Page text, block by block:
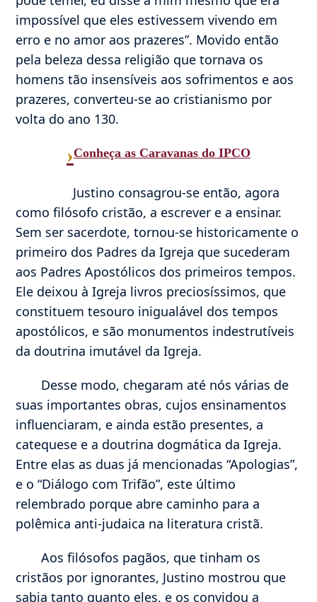
impossível que eles estivessem vivendo em
erro e no amor aos prazeres”. Movido então
pela beleza dessa religião que tornava os
homens tão insensíveis aos sofrimentos e aos
prazeres, converteu-se ao cristianismo por
volta do ano 130.
›Conheça as Caravanas do IPCO
Justino consagrou-se então, agora
como filósofo cristão, a escrever e a ensinar.
Sem ser sacerdote, tornou-se historicamente o
primeiro dos Padres da Igreja que sucederam
aos Padres Apostólicos dos primeiros tempos.
Ele deixou à Igreja livros preciosíssimos, que
constituem tesouro inigualável dos tempos
apostólicos, e são monumentos indestrutíveis
da doutrina imutável da Igreja.
Desse modo, chegaram até nós várias de
suas importantes obras, cujos ensinamentos
influenciaram, e ainda estão presentes, a
catequese e a doutrina dogmática da Igreja.
Entre elas as duas já mencionadas “Apologias”,
e o “Diálogo com Trifão”, este último
relembrado porque abre caminho para a
polêmica anti-judaica na literatura cristã.
Aos filósofos pagãos, que tinham os
cristãos por ignorantes, Justino mostrou que
sabia tanto quanto eles, e os convidou a